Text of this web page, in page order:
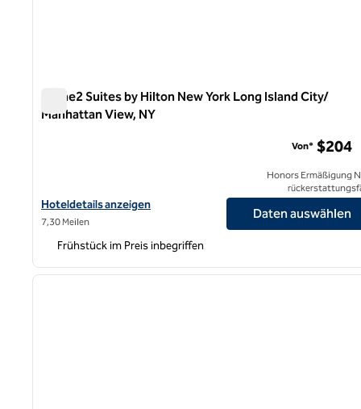
Home2 Suites by Hilton New York Long Island City/
Manhattan View, NY
Hoteldetails für Home2 Suites by Hilton New York Long Island
Hoteldetails anzeigen
7,30 Meilen
Von* $204
Honors Ermäßigung
Daten auswählen
Frühstück im Preis inbegriffen
1 von 12